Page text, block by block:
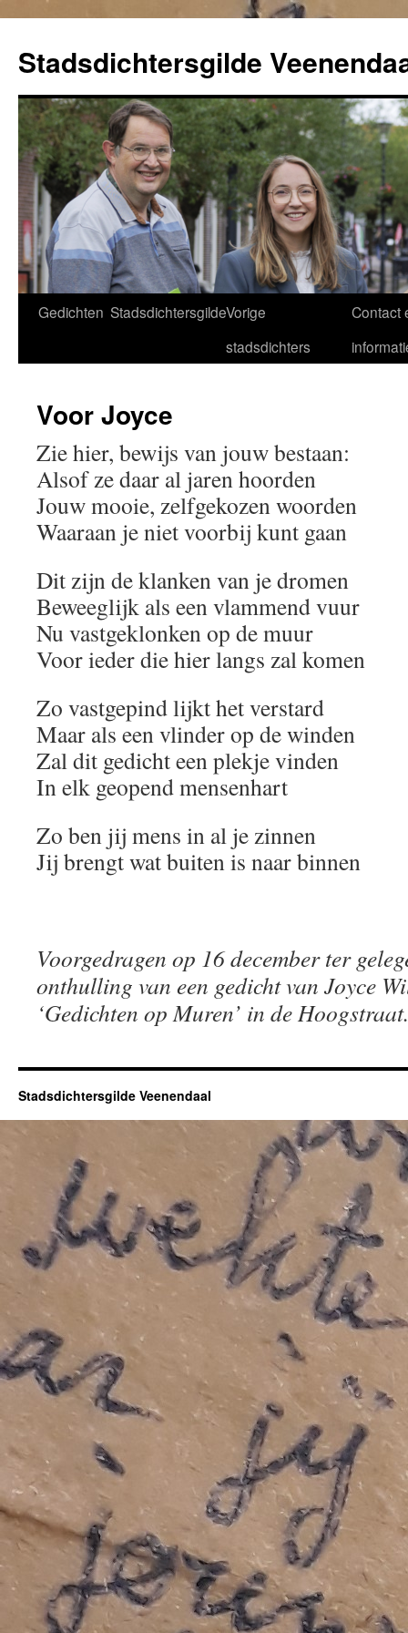
de
inhoud
Stadsdichtersgilde
Gedichten StadsdichtersgildeVorige
stadsdichters
Contact
Voor Joyce
Zie hier, bewijs van jouw bestaan:
Alsof ze daar al jaren hoorden
Jouw mooie, zelfgekozen woorden
Waaraan je niet voorbij kunt gaan
Dit zijn de klanken van je dromen
Beweeglijk als een vlammend vuur
Nu vastgeklonken op de muur
Voor ieder die hier langs zal komen
Zo vastgepind lijkt het verstard
Maar als een vlinder op de winden
Zal dit gedicht een plekje vinden
In elk geopend mensenhart
Zo ben jij mens in al je zinnen
Jij brengt wat buiten is naar binnen
Voorgedragen op 16 december ter
onthulling van een gedicht van Joyce
‘Gedichten op Muren’ in de
Stadsdichtersgilde Veenendaal